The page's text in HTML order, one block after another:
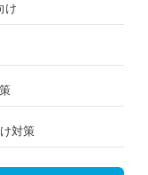
け
対策